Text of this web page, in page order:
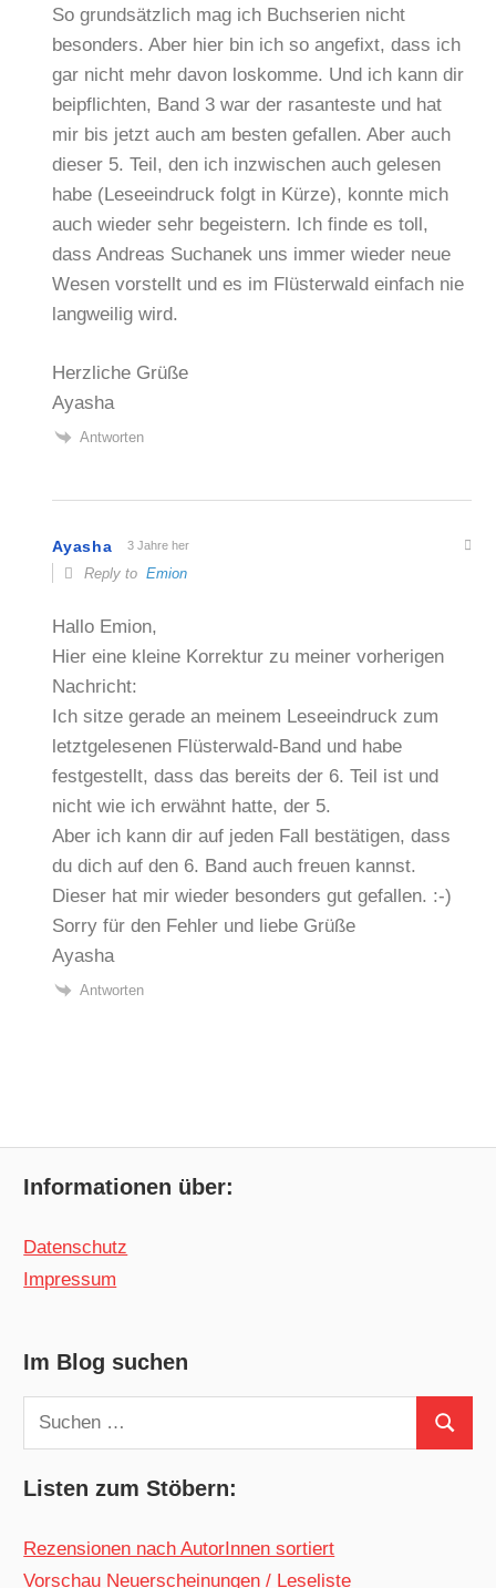
So grundsätzlich mag ich Buchserien nicht
besonders. Aber hier bin ich so angefixt, dass ich
gar nicht mehr davon loskomme. Und ich kann dir
beipflichten, Band 3 war der rasanteste und hat
mir bis jetzt auch am besten gefallen. Aber auch
dieser 5. Teil, den ich inzwischen auch gelesen
habe (Leseeindruck folgt in Kürze), konnte mich
auch wieder sehr begeistern. Ich finde es toll,
dass Andreas Suchanek uns immer wieder neue
Wesen vorstellt und es im Flüsterwald einfach nie
langweilig wird.
Herzliche Grüße
Ayasha
Antworten
Ayasha 3 Jahre her
Reply toEmion
Hallo Emion,
Hier eine kleine Korrektur zu meiner vorherigen
Nachricht:
Ich sitze gerade an meinem Leseeindruck zum
letztgelesenen Flüsterwald-Band und habe
festgestellt, dass das bereits der 6. Teil ist und
nicht wie ich erwähnt hatte, der 5.
Aber ich kann dir auf jeden Fall bestätigen, dass
du dich auf den 6. Band auch freuen kannst.
Dieser hat mir wieder besonders gut gefallen. :-)
Sorry für den Fehler und liebe Grüße
Ayasha
Antworten
Informationen über:
Datenschutz
Impressum
Im Blog suchen
Suchen
nach:
Suchen
Listen zum Stöbern:
Rezensionen nach AutorInnen sortiert
Vorschau Neuerscheinungen / Leseliste